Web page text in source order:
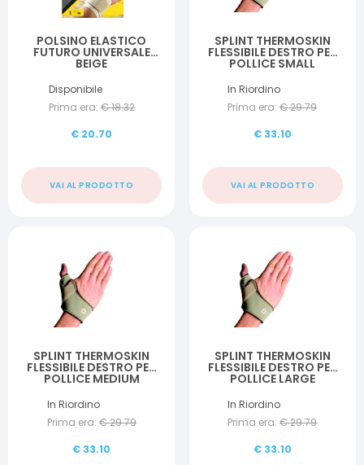
POLSINO ELASTICO
FUTURO UNIVERSALE
BEIGE
Disponibile
Prima era: €18.32
€ 20.70
VAI AL PRODOTTO
SPLINT THERMOSKIN
FLESSIBILE DESTRO PER
POLLICE SMALL
In Riordino
Prima era: €29.79
€ 33.10
VAI AL PRODOTTO
SPLINT THERMOSKIN
FLESSIBILE DESTRO PER
POLLICE MEDIUM
In Riordino
Prima era: €29.79
€ 33.10
SPLINT THERMOSKIN
FLESSIBILE DESTRO PER
POLLICE LARGE
In Riordino
Prima era: €29.79
€ 33.10